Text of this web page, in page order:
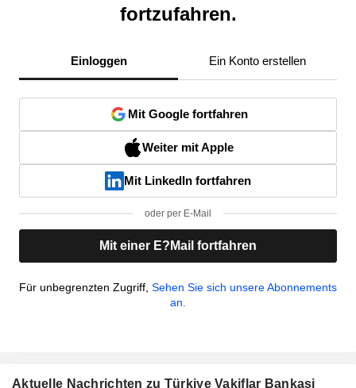
fortzufahren.
Einloggen Ein Konto erstellen
Mit Google fortfahren
Weiter mit Apple
Mit LinkedIn fortfahren
oder per E-Mail
Mit einer E?Mail fortfahren
Für unbegrenzten Zugriff, Sehen Sie sich unsere Abonnements
an.
Aktuelle Nachrichten zu Türkiye Vakiflar Bankasi